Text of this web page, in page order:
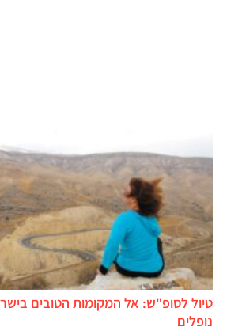
טיול לסופ"ש: אל המקומות הטובים
נופלים